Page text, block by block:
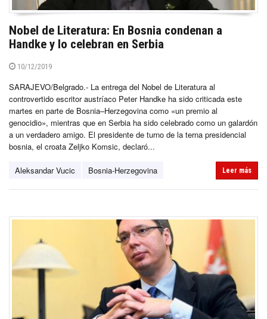
Nobel de Literatura: En Bosnia condenan a
Handke y lo celebran en Serbia
10/12/2019
SARAJEVO/Belgrado.- La entrega del Nobel de Literatura al
controvertido escritor austríaco Peter Handke ha sido criticada este
martes en parte de Bosnia–Herzegovina como «un premio al
genocidio», mientras que en Serbia ha sido celebrado como un galardón
a un verdadero amigo. El presidente de turno de la terna presidencial
bosnia, el croata Zeljko Komsic, declaró...
Aleksandar Vucic Bosnia-Herzegovina Leer más